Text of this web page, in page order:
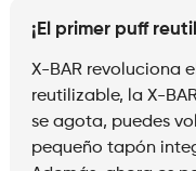
¡El primer puff
X-BAR revoluciona
reutilizable, la X-
se agota, puedes
pequeño tapón